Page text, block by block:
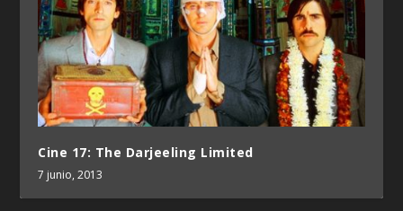
Cine 17: The Darjeeling Limited
7 junio, 2013